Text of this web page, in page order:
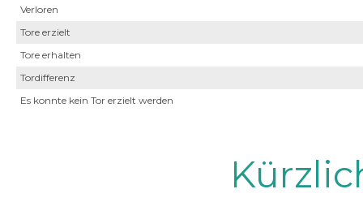
Verloren
Tore erzielt
Tore erhalten
Tordifferenz
Es konnte kein Tor erzielt werden